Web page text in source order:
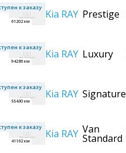
к заказу
61202 км
Kia RAY Prestige
к заказу
94286 км
Kia RAY Luxury
к заказу
55430 км
Kia RAY Signature
к заказу
41162 км
Kia RAY Van
Standard